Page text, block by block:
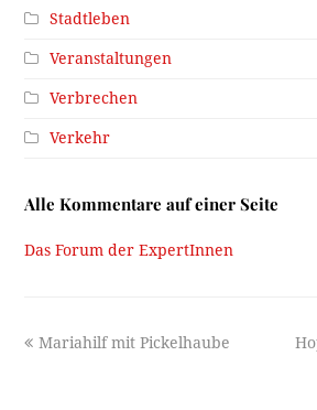
Stadtleben
Veranstaltungen
Verbrechen
Verkehr
Alle Kommentare auf einer Seite
Das Forum der ExpertInnen
previous
Mariahilf mit Pickelhaube